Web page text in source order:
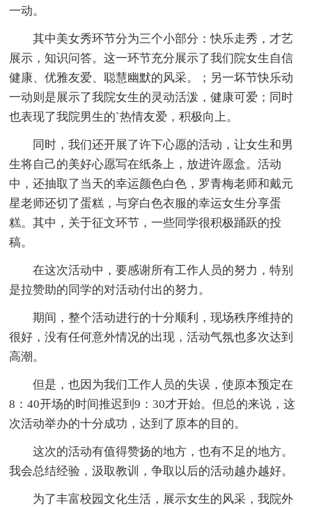
一动。
其中美女秀环节分为三个小部分：快乐走秀，才艺
展示，知识问答。这一环节充分展示了我们院女生自信
健康、优雅友爱、聪慧幽默的风采。；另一坏节快乐动
一动则是展示了我院女生的灵动活泼，健康可爱；同时
也表现了我院男生的`热情友爱，积极向上。
同时，我们还开展了许下心愿的活动，让女生和男
生将自己的美好心愿写在纸条上，放进许愿盒。活动
中，还抽取了当天的幸运颜色白色，罗青梅老师和戴元
星老师还切了蛋糕，与穿白色衣服的幸运女生分享蛋
糕。其中，关于征文环节，一些同学很积极踊跃的投
稿。
在这次活动中，要感谢所有工作人员的努力，特别
是拉赞助的同学的对活动付出的努力。
期间，整个活动进行的十分顺利，现场秩序维持的
很好，没有任何意外情况的出现，活动气氛也多次达到
高潮。
但是，也因为我们工作人员的失误，使原本预定在
8：40开场的时间推迟到9：30才开始。但总的来说，这
次活动举办的十分成功，达到了原本的目的。
这次的活动有值得赞扬的地方，也有不足的地方。
我会总结经验，汲取教训，争取以后的活动越办越好。
为了丰富校园文化生活，展示女生的风采，我院外